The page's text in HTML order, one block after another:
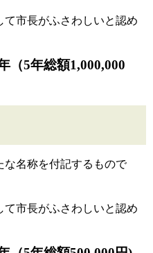
市長がふさわしいと認め
（5年総額1,000,000
な名称を付記するもので
市長がふさわしいと認め